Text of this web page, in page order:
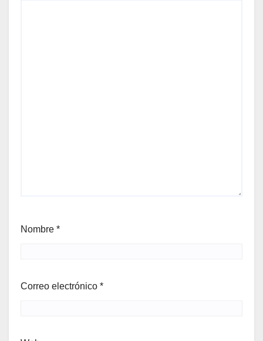
Nombre *
Correo electrónico *